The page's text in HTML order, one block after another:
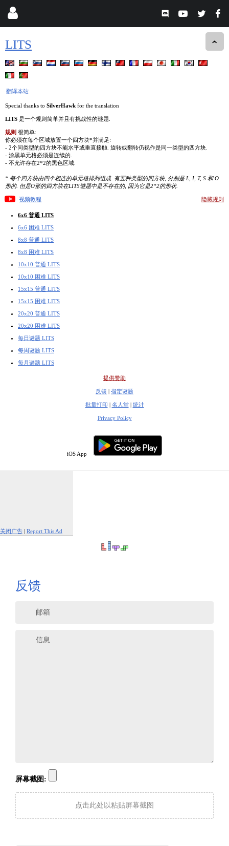
LITS
翻译本站
Special thanks to SilverHawk for the translation
LITS 是一个规则简单并且有挑战性的谜题.
规则 很简单:
你必须在每个区域放置一个四方块*并满足:
- 2个同类型的四方块不能水平或垂直接触. 旋转或翻转仍视作是同一类型的四方块.
- 涂黑单元格必须是连续的.
- 不允许存在2*2的黑色区域.
* 每个四方块由四个相连的单元格排列组成. 有五种类型的四方块, 分别是 L, I, T, S 和 O
形的. 但是O形的四方块在LITS谜题中是不存在的, 因为它是2*2的形状.
视频教程 隐藏规则
6x6 普通 LITS
6x6 困难 LITS
8x8 普通 LITS
8x8 困难 LITS
10x10 普通 LITS
10x10 困难 LITS
15x15 普通 LITS
15x15 困难 LITS
20x20 普通 LITS
20x20 困难 LITS
每日谜题 LITS
每周谜题 LITS
每月谜题 LITS
提供赞助
反馈 | 指定谜题
批量打印 | 名人堂| 统计
Privacy Policy
iOS App
关闭广告 | Report This Ad
反馈
邮箱
信息
屏幕截图:
点击此处以粘贴屏幕截图